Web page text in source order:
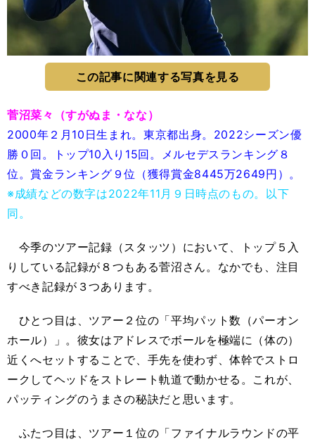
この記事に関連する写真を見る
菅沼菜々（すがぬま・なな）
2000年２月10日生まれ。東京都出身。2022シーズン優
勝０回。トップ10入り15回。メルセデスランキング８
位。賞金ランキング９位（獲得賞金8445万2649円）。
※成績などの数字は2022年11月９日時点のもの。以下
同。
今季のツアー記録（スタッツ）において、トップ５入
りしている記録が８つもある菅沼さん。なかでも、注目
すべき記録が３つあります。
ひとつ目は、ツアー２位の「平均パット数（パーオン
ホール）」。彼女はアドレスでボールを極端に（体の）
近くへセットすることで、手先を使わず、体幹でストロ
ークしてヘッドをストレート軌道で動かせる。これが、
パッティングのうまさの秘訣だと思います。
ふたつ目は、ツアー１位の「ファイナルラウンドの平